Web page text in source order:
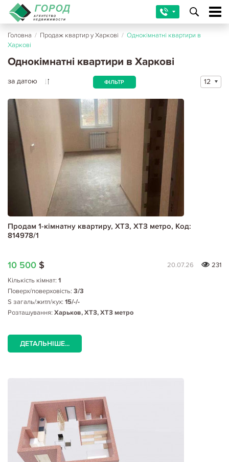
Головна / Продаж квартир у Харкові / Однокімнатні квартири в
Харкові
Однокімнатні квартири в Харкові
за датою ФІЛЬТР 12
Продам 1-кімнатну квартиру, ХТЗ, ХТЗ метро, Код:
814978/1
10 500 $ 20.07.26
231
Кількість кімнат: 1
Поверх/поверховість: 3/3
S загаль/житл/кух: 15/-/-
Розташування: Харьков, ХТЗ, ХТЗ метро
ДЕТАЛЬНІШЕ...